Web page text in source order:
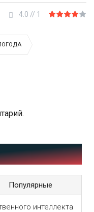
4.0 // 1
Популярные
интеллекта